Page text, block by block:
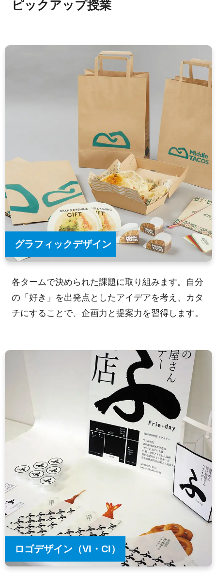
ピックアップ授業
グラフィックデザイン
各タームで決められた課題に取り組みます。自分
の「好き」を出発点としたアイデアを考え、カタ
チにすることで、企画力と提案力を習得します。
ロゴデザイン（VI・CI）